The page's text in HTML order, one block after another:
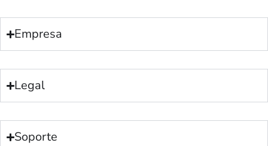
Empresa
Legal
Soporte